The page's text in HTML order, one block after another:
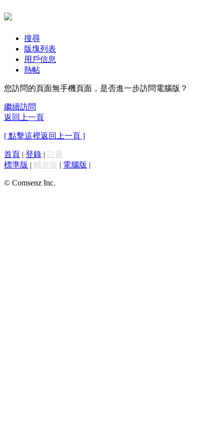
搜尋
版塊列表
用戶信息
熱帖
您訪問的頁面無手機頁面，是否進一步訪問電腦版？
繼續訪問
返回上一頁
[ 點擊這裡返回上一頁 ]
首頁 | 登錄 | 註冊
標準版 | 觸屏版 | 電腦版 |
© Comsenz Inc.